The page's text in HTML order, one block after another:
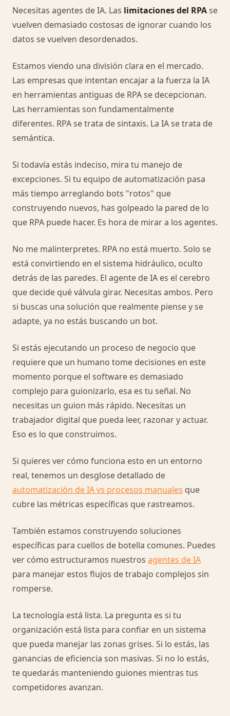
Necesitas agentes de IA. Las limitaciones del RPAse
vuelven demasiado costosas de ignorar cuando los
datos se vuelven desordenados.
Estamos viendo una división clara en el mercado.
Las empresas que intentan encajar a la fuerza la IA
en herramientas antiguas de RPA se decepcionan.
Las herramientas son fundamentalmente
diferentes. RPA se trata de sintaxis. La IA se trata de
semántica.
Si todavía estás indeciso, mira tu manejo de
excepciones. Si tu equipo de automatización pasa
más tiempo arreglando bots "rotos" que
construyendo nuevos, has golpeado la pared de lo
que RPA puede hacer. Es hora de mirar a los agentes.
No me malinterpretes. RPA no está muerto. Solo se
está convirtiendo en el sistema hidráulico, oculto
detrás de las paredes. El agente de IA es el cerebro
que decide qué válvula girar. Necesitas ambos. Pero
si buscas una solución que realmente piense y se
adapte, ya no estás buscando un bot.
Si estás ejecutando un proceso de negocio que
requiere que un humano tome decisiones en este
momento porque el software es demasiado
complejo para guionizarlo, esa es tu señal. No
necesitas un guion más rápido. Necesitas un
trabajador digital que pueda leer, razonar y actuar.
Eso es lo que construimos.
Si quieres ver cómo funciona esto en un entorno
real, tenemos un desglose detallado de
automatización de IA vs procesos manuales que
cubre las métricas específicas que rastreamos.
También estamos construyendo soluciones
específicas para cuellos de botella comunes. Puedes
ver cómo estructuramos nuestros agentes de IA
para manejar estos flujos de trabajo complejos sin
romperse.
La tecnología está lista. La pregunta es si tu
organización está lista para confiar en un sistema
que pueda manejar las zonas grises. Si lo estás, las
ganancias de eficiencia son masivas. Si no lo estás,
te quedarás manteniendo guiones mientras tus
competidores avanzan.